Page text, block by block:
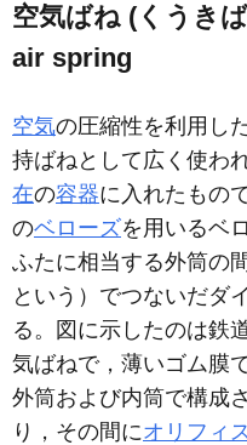
空気ばね (くうき
air spring
空気の圧縮性を利用し
持ばねとして広く使わ
在の容器に入れたもの
のベローズを用いるベ
ふたに相当する外筒の
という）でつないだダ
る。図に示したのは鉄
気ばねで，薄いゴム膜
外筒および内筒で構成
り，その間にオリフィ